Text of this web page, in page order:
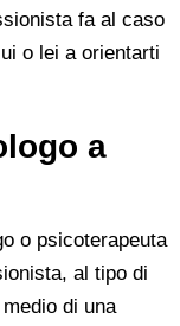
fa al caso
o lei a orientarti
a
o psicoterapeuta
al tipo di
di una